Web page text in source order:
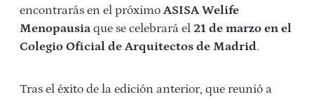
encontrarás en el próximo ASISA Welife
Menopausia que se celebrará el 21 de marzo en el
Colegio Oficial de Arquitectos de Madrid.
Tras el éxito de la edición anterior, que reunió a